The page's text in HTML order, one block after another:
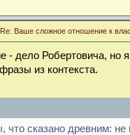
Re: Ваше сложное отношение к
- дело Робертовича, но
из контекста.
сказано древним: не